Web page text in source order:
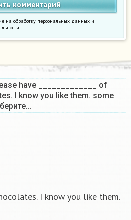
на обработку персональных данных и
.
have _____________ of
I know you like them. some
chocolates. I know you like them.